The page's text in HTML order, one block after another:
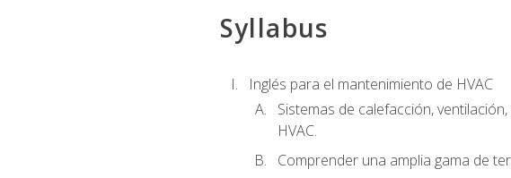
Syllabus
Inglés para el mantenimiento de HVAC
Sistemas de calefacción,
HVAC.
Comprender una amplia gama de